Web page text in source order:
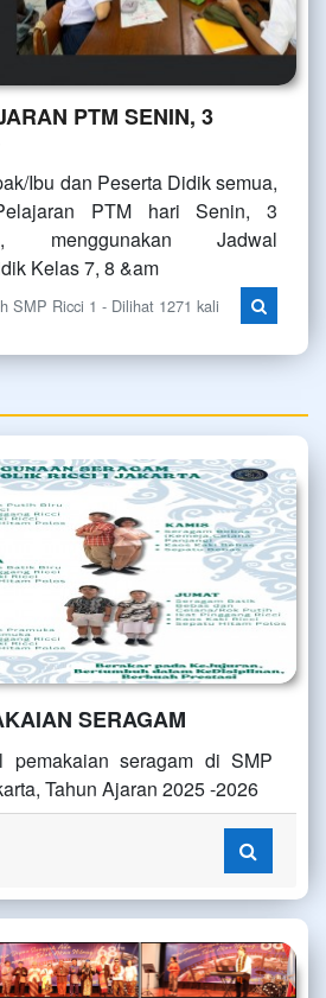
PTM SENIN, 3
Ibu dan Peserta Didik semua,
PTM hari Senin, 3
menggunakan Jadwal
Kelas 7, 8 &am
SMP Ricci 1 - Dilihat 1271 kali
SERAGAM
pemakaian seragam di SMP
Tahun Ajaran 2025 -2026